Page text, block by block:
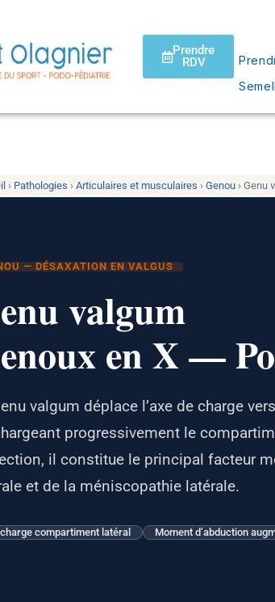
Prendre
RDV
› Pathologies › Articulaires et musculaires › Genou › Genu
— DÉSAXATION EN VALGUS
valgum
en X —
valgum déplace l’axe de charge
progressivement le
il constitue le principal facteur
et de la méniscopathie latérale.
compartiment latéral Moment d’abduction